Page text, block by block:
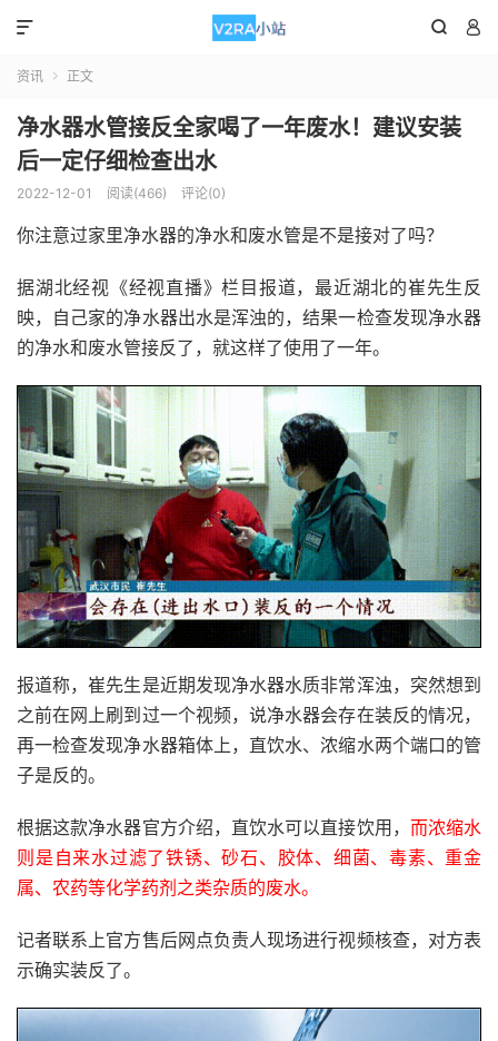
 

资讯  正文
净水器水管接反全家喝了一年废水！建议安装
后一定仔细检查出水
2022-12-01 阅读(466) 评论(0)
你注意过家里净水器的净水和废水管是不是接对了吗？
据湖北经视《经视直播》栏目报道，最近湖北的崔先生反
映，自己家的净水器出水是浑浊的，结果一检查发现净水器
的净水和废水管接反了，就这样了使用了一年。
报道称，崔先生是近期发现净水器水质非常浑浊，突然想到
之前在网上刷到过一个视频，说净水器会存在装反的情况，
再一检查发现净水器箱体上，直饮水、浓缩水两个端口的管
子是反的。
根据这款净水器官方介绍，直饮水可以直接饮用， 而浓缩水
则是自来水过滤了铁锈、砂石、胶体、细菌、毒素、重金
属、农药等化学药剂之类杂质的废水。
记者联系上官方售后网点负责人现场进行视频核查，对方表
示确实装反了。